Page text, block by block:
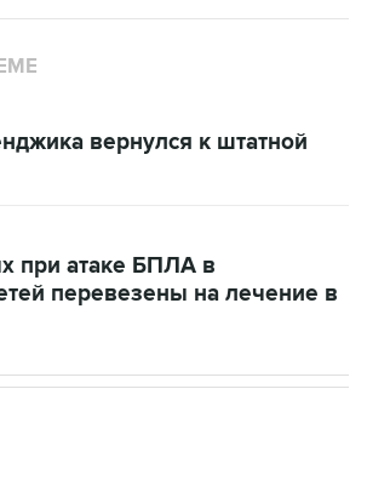
вернулся к штатной
при атаке БПЛА в
перевезены на лечение в